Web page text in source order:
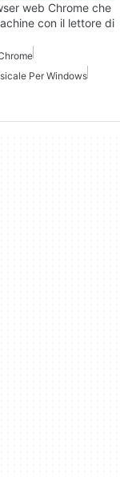
web Chrome che
con il lettore di
Per Windows